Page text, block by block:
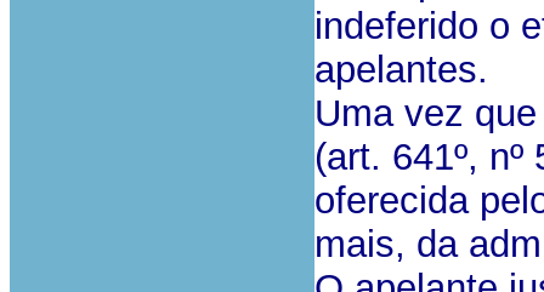
indeferido o
apelantes.
Uma vez
(art. 641º,
oferecida
mais, da